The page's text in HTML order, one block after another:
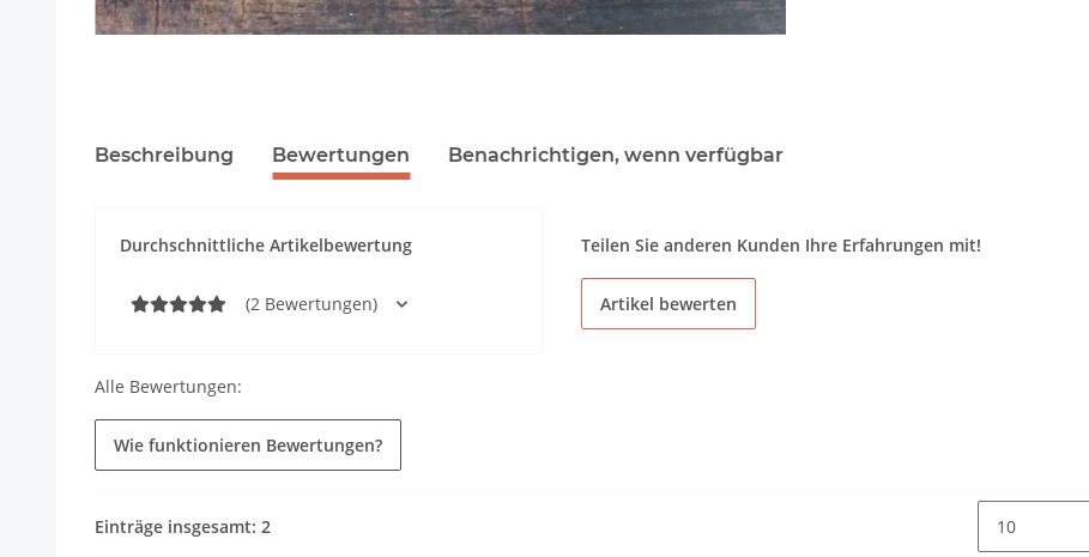
Beschreibung Bewertungen Benachrichtigen, wenn verfügbar
Durchschnittliche Artikelbewertung
(2 Bewertungen)
Teilen Sie anderen Kunden Ihre Erfahrungen mit!
Artikel bewerten
Alle Bewertungen:
Wie funktionieren Bewertungen?
Einträge insgesamt: 2